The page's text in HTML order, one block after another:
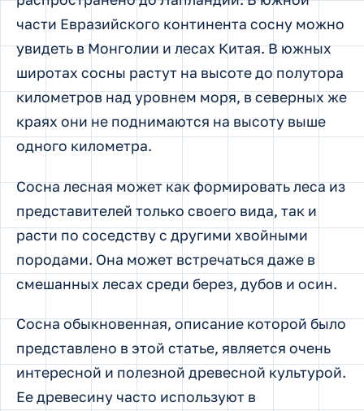
части Евразийского континента сосну можно
увидеть в Монголии и лесах Китая. В южных
широтах сосны растут на высоте до полутора
километров над уровнем моря, в северных же
краях они не поднимаются на высоту выше
одного километра.
Сосна лесная может как формировать леса из
представителей только своего вида, так и
расти по соседству с другими хвойными
породами. Она может встречаться даже в
смешанных лесах среди берез, дубов и осин.
Сосна обыкновенная, описание которой было
представлено в этой статье, является очень
интересной и полезной древесной культурой.
Ее древесину часто используют в